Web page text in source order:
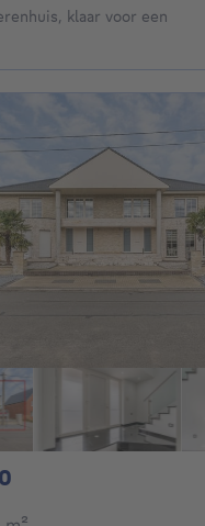
klaar voor een